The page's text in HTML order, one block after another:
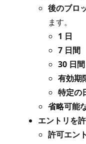
後のブロ
ます。
1 日
7 日間
30 日間
有効期
特定の
省略可能
エントリを
許可エン